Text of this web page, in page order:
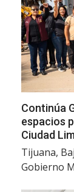
Continúa
espacios
Ciudad
Tijuana,
Gobierno